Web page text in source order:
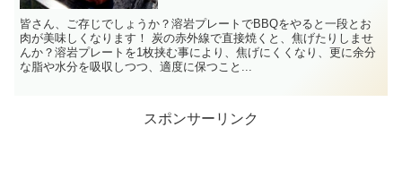
皆さん、ご存じでしょうか？溶岩プレートでBBQをやると一段とお
肉が美味しくなります！ 炭の赤外線で直接焼くと、焦げたりしませ
んか？溶岩プレートを1枚挟む事により、焦げにくくなり、更に余分
な脂や水分を吸収しつつ、適度に保つこと...
スポンサーリンク